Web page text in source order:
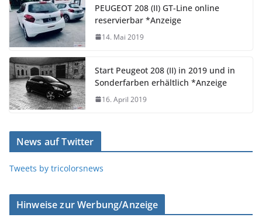
PEUGEOT 208 (II) GT-Line online
reservierbar *Anzeige
14. Mai 2019
Start Peugeot 208 (II) in 2019 und in
Sonderfarben erhältlich *Anzeige
16. April 2019
News auf Twitter
Tweets by tricolorsnews
Hinweise zur Werbung/Anzeige